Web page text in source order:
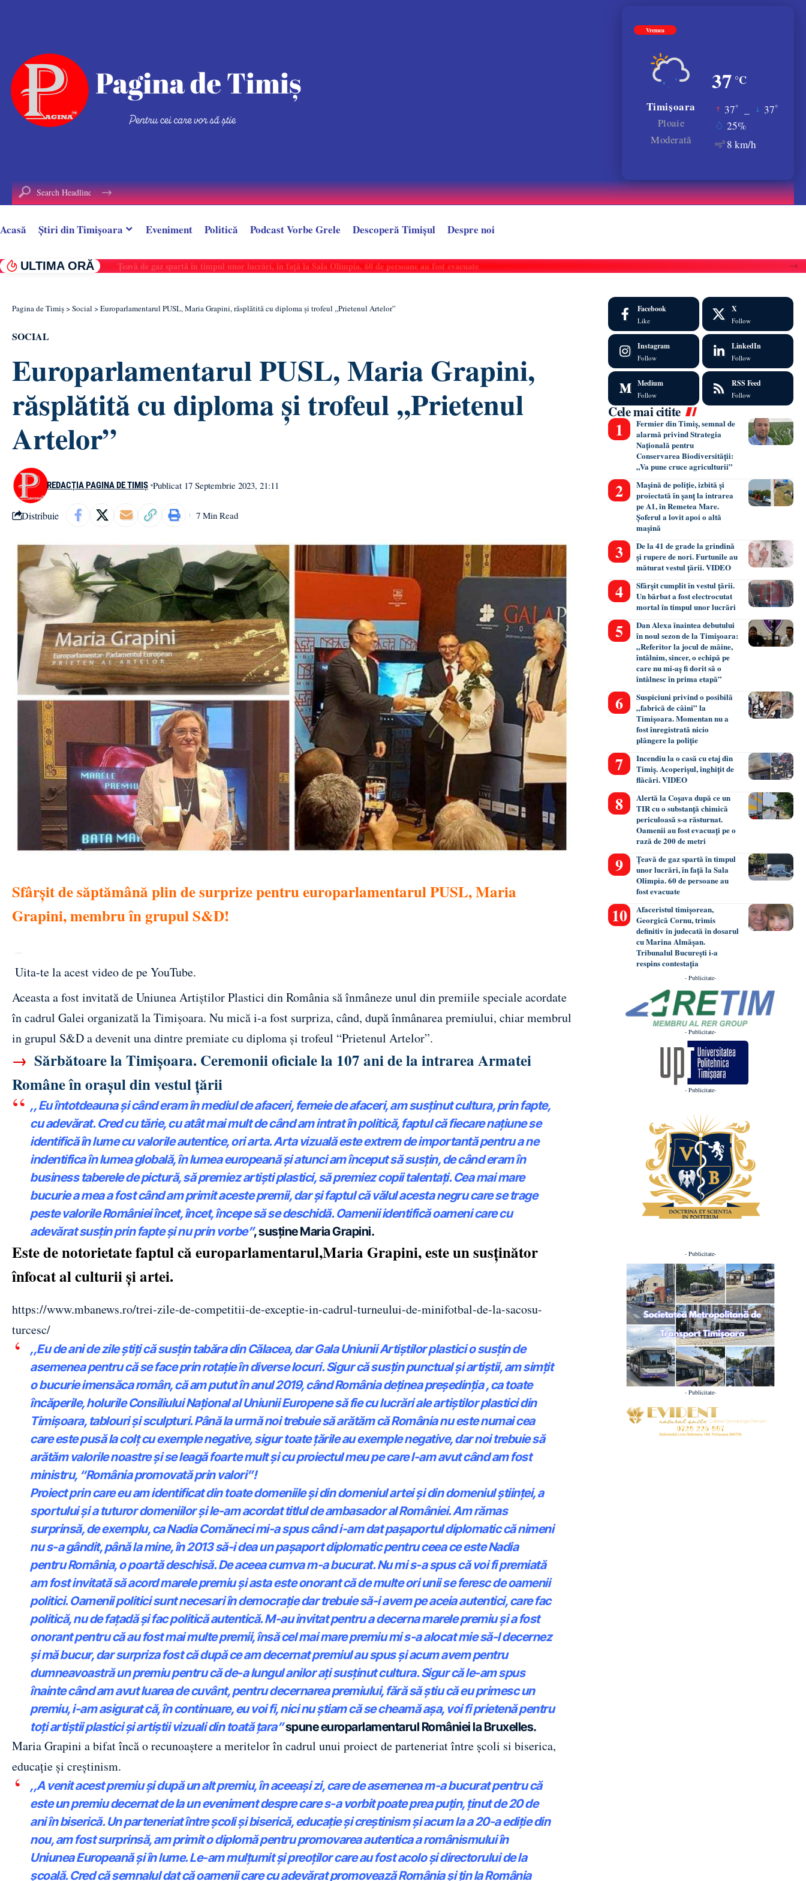
Vremea
37 °C
Timișoara
Ploaie
Moderată
37° 37°
25%
8 km/h
Acasă Știri din Timișoara Eveniment Politică Podcast Vorbe Grele Descoperă Timișul Despre noi
ULTIMA ORĂ Țeavă de gaz spartă în timpul unor lucrări, în față la Sala Olimpia. 60 de persoane au fost evacuate
Pagina de Timiș>Social >Europarlamentarul PUSL, Maria Grapini, răsplătită cu diploma și trofeul ,,Prietenul Artelor”
SOCIAL
Europarlamentarul PUSL, Maria Grapini,
răsplătită cu diploma și trofeul ,,Prietenul
Artelor”
REDACȚIA PAGINA DE TIMIȘ Publicat 17 Septembrie 2023, 21:11
Distribuie 7 Min Read
Sfârșit de săptămână plin de surprize pentru europarlamentarul PUSL, Maria
Grapini, membru în grupul S&D!
Uita-te la acest video de pe YouTube.
Aceasta a fost invitată de Uniunea Artiștilor Plastici din România să înmâneze unul din premiile speciale acordate
în cadrul Galei organizată la Timișoara. Nu mică i-a fost surpriza, când, după înmânarea premiului, chiar membrul
in grupul S&D a devenit una dintre premiate cu diploma și trofeul “Prietenul Artelor”.
→ Sărbătoare la Timișoara. Ceremonii oficiale la 107 ani de la intrarea Armatei
Române în orașul din vestul țării
,, Eu întotdeauna și când eram în mediul de afaceri, femeie de afaceri, am susținut cultura, prin fapte,
cu adevărat. Cred cu tărie, cu atât mai mult de când am intrat în politică, faptul că fiecare națiune se
identifică în lume cu valorile autentice, ori arta. Arta vizuală este extrem de importantă pentru a ne
indentifica în lumea globală, în lumea europeană și atunci am început să susțin, de când eram în
business taberele de pictură, să premiez artiști plastici, să premiez copii talentați. Cea mai mare
bucurie a mea a fost când am primit aceste premii, dar și faptul că vălul acesta negru care se trage
peste valorile României încet, încet, începe să se deschidă. Oamenii identifică oameni care cu
adevărat susțin prin fapte și nu prin vorbe”, susține Maria Grapini.
Este de notorietate faptul că europarlamentarul,Maria Grapini, este un susținător
înfocat al culturii și artei.
https://www.mbanews.ro/trei-zile-de-competitii-de-exceptie-in-cadrul-turneului-de-minifotbal-de-la-sacosu-
turcesc/
,,Eu de ani de zile știți că susțin tabăra din Călacea, dar Gala Uniunii Artiștilor plastici o susțin de
asemenea pentru că se face prin rotație în diverse locuri. Sigur că susțin punctual și artiștii, am simțit
o bucurie imensăca român, că am putut în anul 2019, când România deținea președinția , ca toate
încăperile, holurile Consiliului Național al Uniunii Europene să fie cu lucrări ale artiștilor plastici din
Timișoara, tablouri și sculpturi. Până la urmă noi trebuie să arătăm că România nu este numai cea
care este pusă la colț cu exemple negative, sigur toate țările au exemple negative, dar noi trebuie să
arătăm valorile noastre și se leagă foarte mult și cu proiectul meu pe care l-am avut când am fost
ministru, “România promovată prin valori”!
Proiect prin care eu am identificat din toate domeniile și din domeniul artei și din domeniul științei, a
sportului și a tuturor domeniilor și le-am acordat titlul de ambasador al României. Am rămas
surprinsă, de exemplu, ca Nadia Comăneci mi-a spus când i-am dat pașaportul diplomatic că nimeni
nu s-a gândit, până la mine, în 2013 să-i dea un pașaport diplomatic pentru ceea ce este Nadia
pentru România, o poartă deschisă. De aceea cumva m-a bucurat. Nu mi s-a spus că voi fi premiată
am fost invitată să acord marele premiu și asta este onorant că de multe ori unii se feresc de oamenii
politici. Oamenii politici sunt necesari în democrație dar trebuie să-i avem pe aceia autentici, care fac
politică, nu de fațadă și fac politică autentică. M-au invitat pentru a decerna marele premiu și a fost
onorant pentru că au fost mai multe premii, însă cel mai mare premiu mi s-a alocat mie să-l decernez
și mă bucur, dar surpriza fost că după ce am decernat premiul au spus și acum avem pentru
dumneavoastră un premiu pentru că de-a lungul anilor ați susținut cultura. Sigur că le-am spus
înainte când am avut luarea de cuvânt, pentru decernarea premiului, fără să știu că eu primesc un
premiu, i-am asigurat că, în continuare, eu voi fi, nici nu știam că se cheamă așa, voi fi prietenă pentru
toți artiștii plastici și artiștii vizuali din toată țara”spune europarlamentarul României la Bruxelles.
Maria Grapini a bifat încă o recunoaștere a meritelor în cadrul unui proiect de parteneriat între școli si biserica,
educație și creștinism.
,,A venit acest premiu și după un alt premiu, în aceeași zi, care de asemenea m-a bucurat pentru că
este un premiu decernat de la un eveniment despre care s-a vorbit poate prea puțin, ținut de 20 de
ani în biserică. Un parteneriat între școli și biserică, educație și creștinism și acum la a 20-a ediție din
nou, am fost surprinsă, am primit o diplomă pentru promovarea autentica a românismului în
Uniunea Europeană și în lume. Le-am mulțumit și preoților care au fost acolo și directorului de la
școală. Cred că semnalul dat că oamenii care cu adevărat promovează România și țin la România
Facebook
Like
X
Follow
Instagram
Follow
LinkedIn
Follow
Medium
Follow
RSS Feed
Follow
Cele mai citite
Fermier din Timiș, semnal de
alarmă privind Strategia
Națională pentru
Conservarea Biodiversității:
„Va pune cruce agriculturii”
Mașină de poliție, izbită și
proiectată în șanț la intrarea
pe A1, în Remetea Mare.
Șoferul a lovit apoi o altă
mașină
De la 41 de grade la grindină
și rupere de nori. Furtunile au
măturat vestul țării. VIDEO
Sfârșit cumplit în vestul țării.
Un bărbat a fost electrocutat
mortal în timpul unor lucrări
Dan Alexa înaintea debutului
în noul sezon de la Timișoara:
„Referitor la jocul de mâine,
întâlnim, sincer, o echipă pe
care nu mi-aș fi dorit să o
întâlnesc în prima etapă”
Suspiciuni privind o posibilă
„fabrică de câini” la
Timișoara. Momentan nu a
fost înregistrată nicio
plângere la poliție
Incendiu la o casă cu etaj din
Timiș. Acoperișul, înghițit de
flăcări. VIDEO
Alertă la Coșava după ce un
TIR cu o substanță chimică
periculoasă s-a răsturnat.
Oamenii au fost evacuați pe o
rază de 200 de metri
Țeavă de gaz spartă în timpul
unor lucrări, în față la Sala
Olimpia. 60 de persoane au
fost evacuate
Afaceristul timișorean,
Georgică Cornu, trimis
definitiv în judecată în dosarul
cu Marina Almășan.
Tribunalul București i-a
respins contestația
- Publicitate-
- Publicitate-
- Publicitate-
- Publicitate-
- Publicitate-